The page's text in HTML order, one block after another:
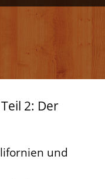
2: Der
und